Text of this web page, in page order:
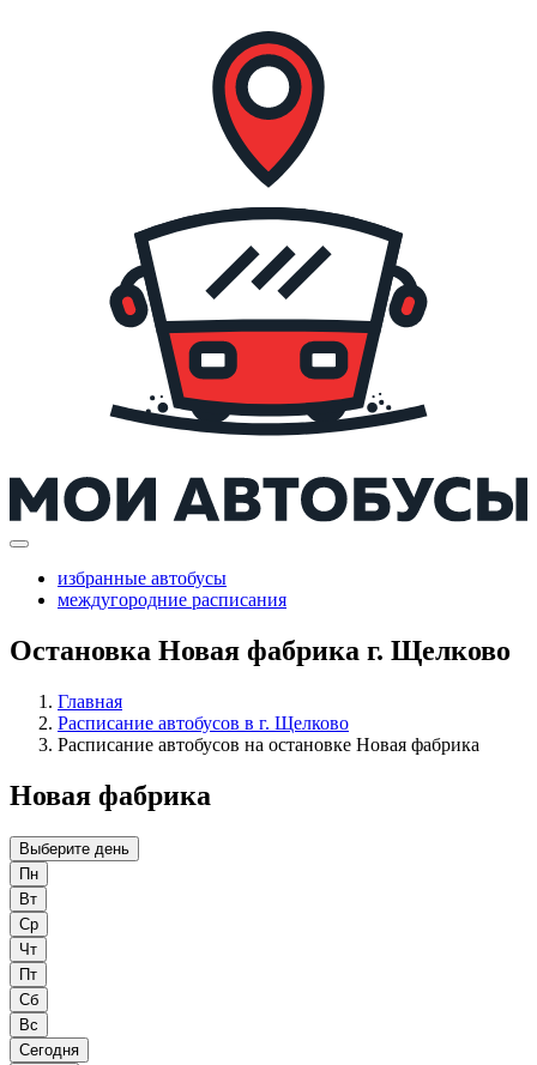
избранные автобусы
междугородние расписания
Остановка Новая фабрика г. Щелково
Главная
Расписание автобусов в г. Щелково
Расписание автобусов на остановке Новая фабрика
Новая фабрика
Выберите день
Пн
Вт
Ср
Чт
Пт
Сб
Вс
Сегодня